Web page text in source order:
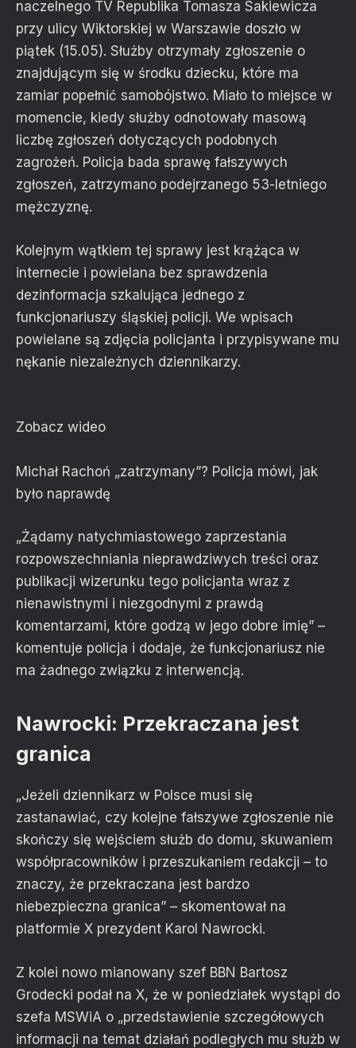
naczelnego TV Republika Tomasza Sakiewicza
przy ulicy Wiktorskiej w Warszawie doszło w
piątek (15.05). Służby otrzymały zgłoszenie o
znajdującym się w środku dziecku, które ma
zamiar popełnić samobójstwo. Miało to miejsce w
momencie, kiedy służby odnotowały masową
liczbę zgłoszeń dotyczących podobnych
zagrożeń. Policja bada sprawę fałszywych
zgłoszeń, zatrzymano podejrzanego 53-letniego
mężczyznę.
Kolejnym wątkiem tej sprawy jest krążąca w
internecie i powielana bez sprawdzenia
dezinformacja szkalująca jednego z
funkcjonariuszy śląskiej policji. We wpisach
powielane są zdjęcia policjanta i przypisywane mu
nękanie niezależnych dziennikarzy.
Zobacz wideo
Michał Rachoń „zatrzymany”? Policja mówi, jak
było naprawdę
„Żądamy natychmiastowego zaprzestania
rozpowszechniania nieprawdziwych treści oraz
publikacji wizerunku tego policjanta wraz z
nienawistnymi i niezgodnymi z prawdą
komentarzami, które godzą w jego dobre imię” –
komentuje policja i dodaje, że funkcjonariusz nie
ma żadnego związku z interwencją.
Nawrocki: Przekraczana jest
granica
„Jeżeli dziennikarz w Polsce musi się
zastanawiać, czy kolejne fałszywe zgłoszenie nie
skończy się wejściem służb do domu, skuwaniem
współpracowników i przeszukaniem redakcji – to
znaczy, że przekraczana jest bardzo
niebezpieczna granica” – skomentował na
platformie X prezydent Karol Nawrocki.
Z kolei nowo mianowany szef BBN Bartosz
Grodecki podał na X, że w poniedziałek wystąpi do
szefa MSWiA o „przedstawienie szczegółowych
informacji na temat działań podległych mu służb w